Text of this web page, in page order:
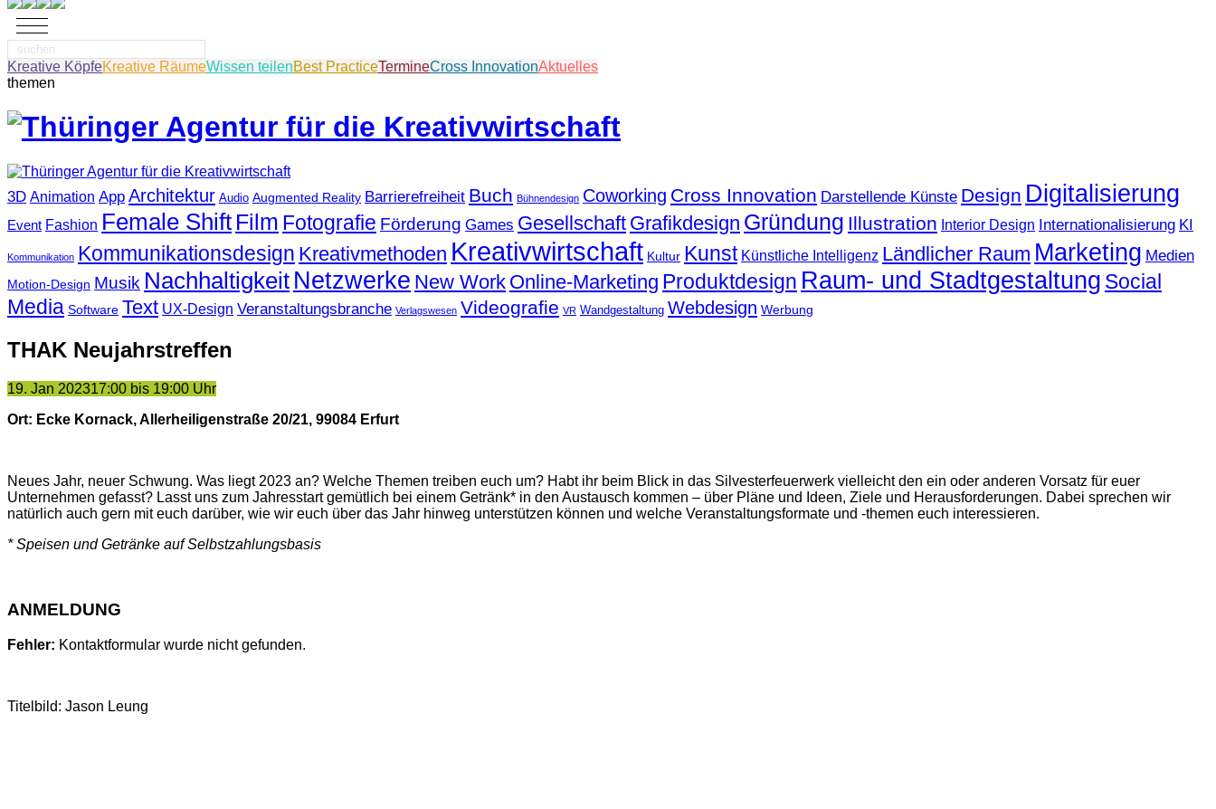
Suche
nach:
Kreative KöpfeKreative RäumeWissen teilenBest PracticeTermineCross InnovationAktuelles
themen
3D Animation App Architektur Audio Augmented Reality Barrierefreiheit Buch Bühnendesign Coworking Cross Innovation Darstellende Künste Design Digitalisierung
Event Fashion Female Shift Film Fotografie Förderung Games Gesellschaft Grafikdesign Gründung Illustration Interior Design Internationalisierung KI
Kommunikation Kommunikationsdesign Kreativmethoden Kreativwirtschaft Kultur Kunst Künstliche Intelligenz Ländlicher Raum Marketing Medien
Motion-Design Musik Nachhaltigkeit Netzwerke New Work Online-Marketing Produktdesign Raum- und Stadtgestaltung Social
Media Software Text UX-Design Veranstaltungsbranche Verlagswesen Videografie VR Wandgestaltung Webdesign Werbung
THAK Neujahrstreffen
19. Jan 202317:00 bis 19:00 Uhr
Ort: Ecke Kornack, Allerheiligenstraße 20/21, 99084 Erfurt
Neues Jahr, neuer Schwung. Was liegt 2023 an? Welche Themen treiben euch um? Habt ihr beim Blick in das Silvesterfeuerwerk vielleicht den ein oder anderen Vorsatz für euer
Unternehmen gefasst? Lasst uns zum Jahresstart gemütlich bei einem Getränk* in den Austausch kommen – über Pläne und Ideen, Ziele und Herausforderungen. Dabei sprechen wir
natürlich auch gern mit euch darüber, wie wir euch über das Jahr hinweg unterstützen können und welche Veranstaltungsformate und -themen euch interessieren.
* Speisen und Getränke auf Selbstzahlungsbasis
ANMELDUNG
Fehler: Kontaktformular wurde nicht gefunden.
Titelbild: Jason Leung